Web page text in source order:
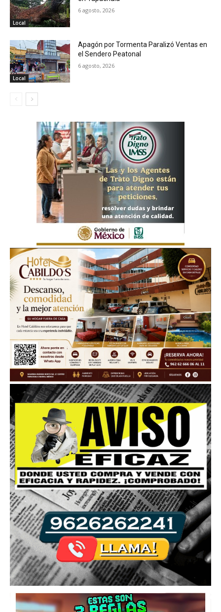
Local
6 agosto, 2026
Local
Apagón por Tormenta Paralizó Ventas en
el Sendero Peatonal
6 agosto, 2026